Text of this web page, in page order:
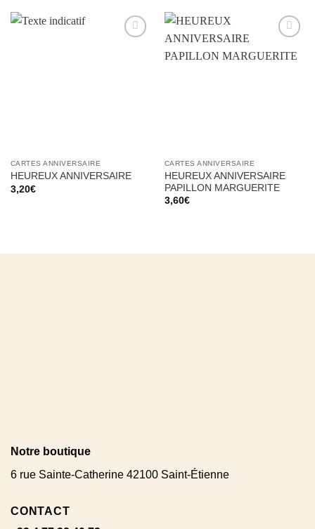
CARTES ANNIVERSAIRE
HEUREUX ANNIVERSAIRE
3,20€
à la liste
CARTES ANNIVERSAIRE
HEUREUX ANNIVERSAIRE
PAPILLON MARGUERITE
3,60€
Notre boutique
6 rue Sainte-Catherine 42100 Saint-Étienne
CONTACT